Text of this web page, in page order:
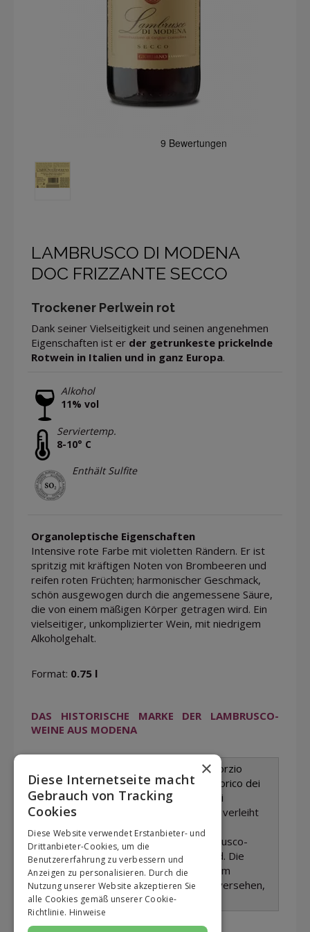
LAMBRUSCO DI MODENA
DOC FRIZZANTE SECCO
Trockener Perlwein rot
Dank seiner Vielseitigkeit und seinen angenehmen
Eigenschaften ist er der getrunkeste prickelnde
Rotwein in Italien und in ganz Europa.
Alkohol
11% vol
Serviertemp.
8-10° C
Enthält Sulfite
Organoleptische Eigenschaften
Intensive rote Farbe mit violetten Rändern. Er ist
spritzig mit kräftigen Noten von Brombeeren und
reifen roten Früchten; harmonischer Geschmack,
schön ausgewogen durch die angemessene Säure,
die von einem mäßigen Körper getragen wird. Ein
vielseitiger, unkomplizierter Wein, mit niedrigem
Alkoholgehalt.
Format: 0.75 l
DAS HISTORISCHE MARKE DER LAMBRUSCO-
WEINE AUS MODENA
Der „Consorzio
March
io Storico dei
Lambruschi
verleiht
charakteristisches Siegel nur an Lambrusco-
Weine, die authentischer Herkunft sind. Die
Flaschen sind nummeriert und mit einem
typischen Korkverschluss und Kordel versehen,
die an alte Traditionen anknüpfen.
×
Diese Internetseite macht
Gebrauch von Tracking
Cookies
Diese Website verwendet Erstanbieter- und
Drittanbieter-Cookies, um die
Benutzererfahrung zu verbessern und
Anzeigen zu personalisieren. Durch die
Nutzung unserer Website akzeptieren Sie
alle Cookies gemäß unserer Cookie-
Richtlinie. Hinweise